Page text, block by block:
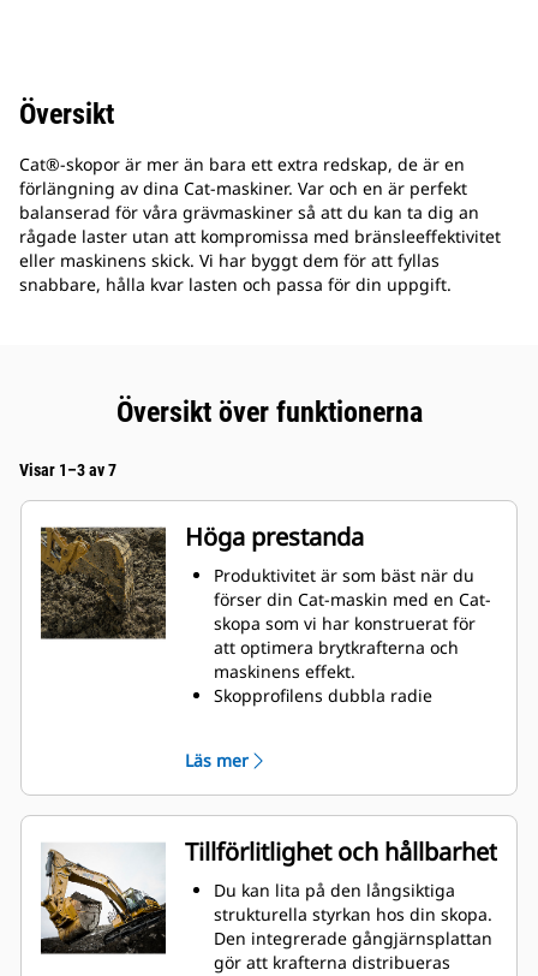
Översikt
Cat®-skopor är mer än bara ett extra redskap, de är en
förlängning av dina Cat-maskiner. Var och en är perfekt
balanserad för våra grävmaskiner så att du kan ta dig an
rågade laster utan att kompromissa med bränsleeffektivitet
eller maskinens skick. Vi har byggt dem för att fyllas
snabbare, hålla kvar lasten och passa för din uppgift.
Översikt över funktionerna
Visar 1–3 av 7
Höga prestanda
Produktivitet är som bäst när du
förser din Cat-maskin med en Cat-
skopa som vi har konstruerat för
att optimera brytkrafterna och
maskinens effekt.
Skopprofilens dubbla radie
frigång säkerställer att skopans
botten inte släpar, vilket minskar
underhållskostnaderna.
Bränsleförbrukningstoppar under
grävning. Cat-skoporna är
utformade för att skära genom
material snabbt och förbättra
maskinens totala effektivitet.
Lasta mer material på kortare tid.
Läs mer
Tillförlitlighet och hållbarhet
Du kan lita på den långsiktiga
strukturella styrkan hos din skopa.
Den integrerade gångjärnsplattan
gör att krafterna distribueras